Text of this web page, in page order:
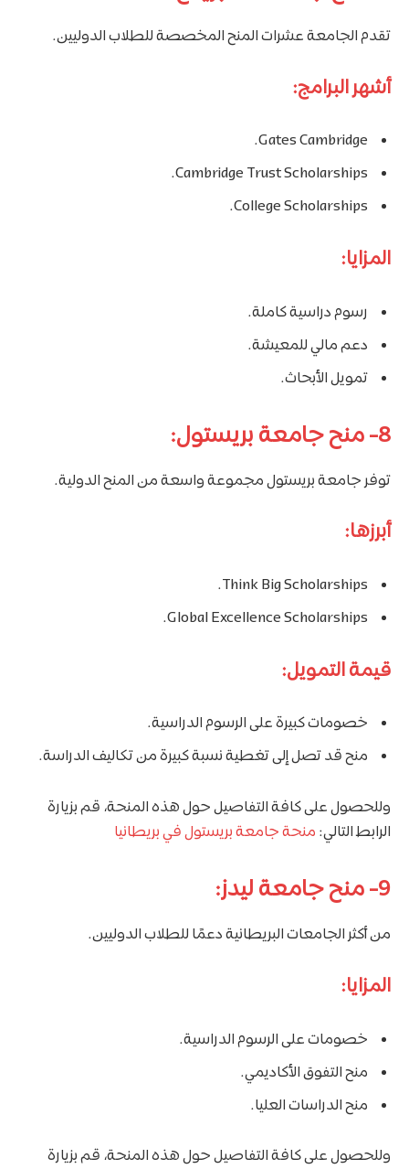
تقدم الجامعة عشرات المنح المخصصة للطلاب الدوليين.
أشهر البرامج:
Gates Cambridge.
Cambridge Trust Scholarships.
College Scholarships.
المزايا:
رسوم دراسية كاملة.
دعم مالي للمعيشة.
تمويل الأبحاث.
8- منح جامعة بريستول:
توفر جامعة بريستول مجموعة واسعة من المنح الدولية.
أبرزها:
Think Big Scholarships.
Global Excellence Scholarships.
قيمة التمويل:
خصومات كبيرة على الرسوم الدراسية.
منح قد تصل إلى تغطية نسبة كبيرة من تكاليف الدراسة.
وللحصول على كافة التفاصيل حول هذه المنحة، قم بزيارة
الرابط التالي: منحة جامعة بريستول في بريطانيا
9- منح جامعة ليدز:
من أكثر الجامعات البريطانية دعمًا للطلاب الدوليين.
المزايا:
خصومات على الرسوم الدراسية.
منح التفوق الأكاديمي.
منح الدراسات العليا.
وللحصول على كافة التفاصيل حول هذه المنحة، قم بزيارة